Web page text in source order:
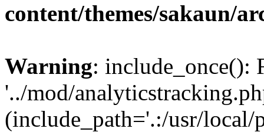
content/themes/sakaun/
Warning: include_once():
'../mod/
(include_path='.:/usr/